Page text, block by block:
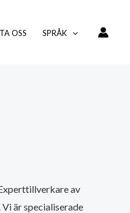
OSS SPRÅK
av
är specialiserade